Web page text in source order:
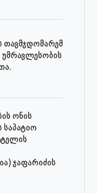
თავმჯდომარემ
უმრავლესობის
ონის
საპატიო
ჯაფარიძის